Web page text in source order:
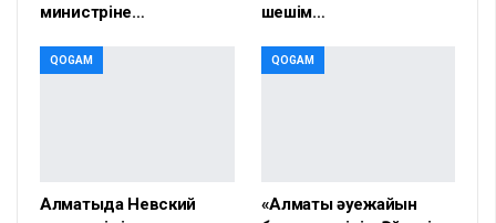
министріне…
шешім…
QOGAM
Алматыда Невский
QOGAM
«Алматы әуежайын